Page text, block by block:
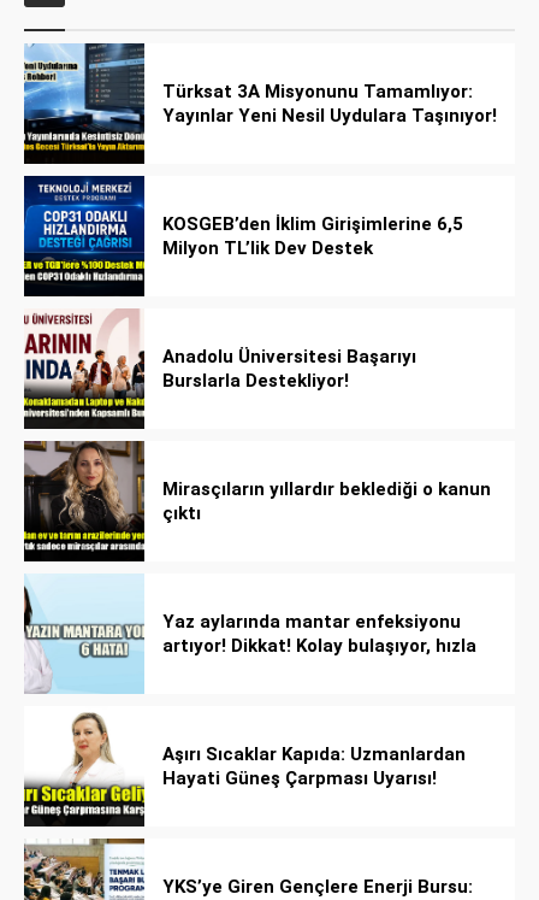
Türksat 3A Misyonunu Tamamlıyor:
Yayınlar Yeni Nesil Uydulara Taşınıyor!
KOSGEB’den İklim Girişimlerine 6,5
Milyon TL’lik Dev Destek
Anadolu Üniversitesi Başarıyı
Burslarla Destekliyor!
Mirasçıların yıllardır beklediği o kanun
çıktı
Yaz aylarında mantar enfeksiyonu
artıyor! Dikkat! Kolay bulaşıyor, hızla
Aşırı Sıcaklar Kapıda: Uzmanlardan
Hayati Güneş Çarpması Uyarısı!
YKS’ye Giren Gençlere Enerji Bursu: